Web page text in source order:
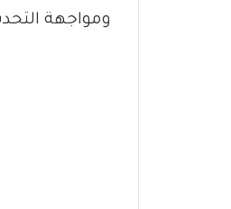
ومواجهة